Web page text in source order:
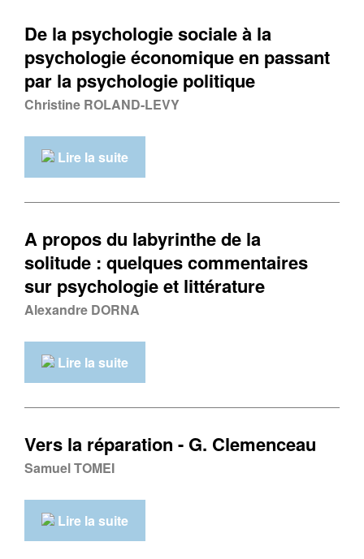
De la psychologie sociale à la
psychologie économique en passant
par la psychologie politique
Christine ROLAND-LEVY
Lire la suite
A propos du labyrinthe de la
solitude : quelques commentaires
sur psychologie et littérature
Alexandre DORNA
Lire la suite
Vers la réparation - G. Clemenceau
Samuel TOMEI
Lire la suite